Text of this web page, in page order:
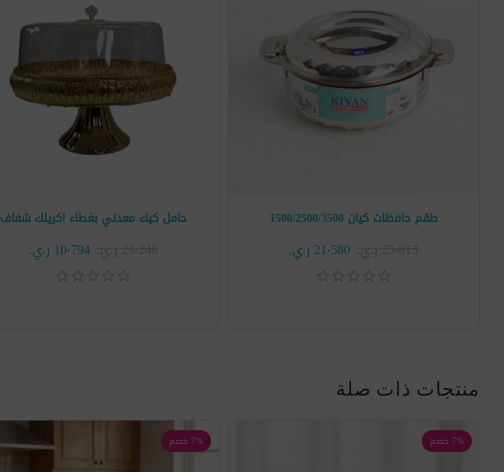
حامل كيك معدني بغطاء اكريلك شفاف
23٬248 ر.ي.‏ 10٬794 ر.ي.‏
طقم حافظات كيان 1500/2500/3500
25٬813 ر.ي.‏ 21٬580 ر.ي.‏
منتجات ذات صلة
7% خصم 7% خصم